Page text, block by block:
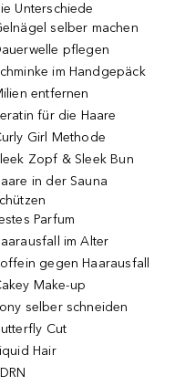
Unterschiede
selber machen
pflegen
im Handgepäck
entfernen
für die Haare
Girl Methode
Zopf & Sleek Bun
in der Sauna
Parfum
im Alter
gegen Haarausfall
Make-up
selber schneiden
Cut
Hair